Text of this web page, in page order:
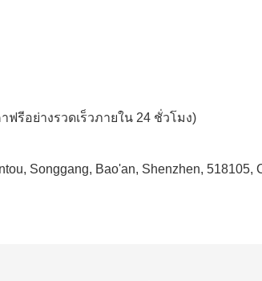
ฟรีอย่างรวดเร็วภายใน 24 ชั่วโมง)
Songgang, Bao'an, Shenzhen, 518105,